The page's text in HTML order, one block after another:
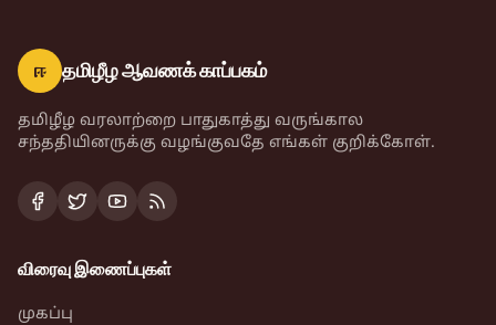
ஈ தமிழீழ ஆவணக் காப்பகம்
தமிழீழ வரலாற்றை பாதுகாத்து வருங்கால
சந்ததியினருக்கு வழங்குவதே எங்கள் குறிக்கோள்.
விரைவு இணைப்புகள்
முகப்பு